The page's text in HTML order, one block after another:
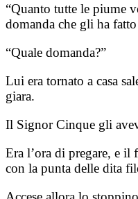
“Quanto tutte le piume
domanda che gli ha
“Quale domanda?”
Lui era tornato a casa
giara.
Il Signor Cinque gli
Era l’ora di pregare, e il
con la punta delle dita